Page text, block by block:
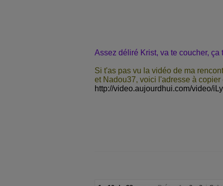
Assez déliré Krist, va te coucher, ça
Si t'as pas vu la vidéo de ma
et Nadou37, voici l'adresse à
http://video.aujourdhui.com/video/